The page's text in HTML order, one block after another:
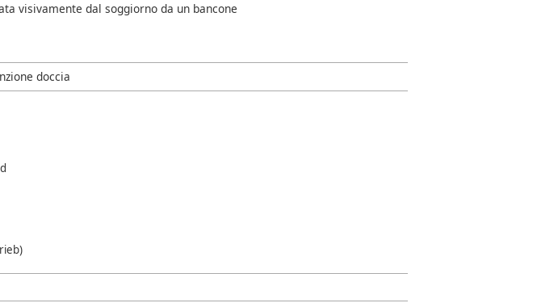
visivamente dal soggiorno da un bancone
doccia